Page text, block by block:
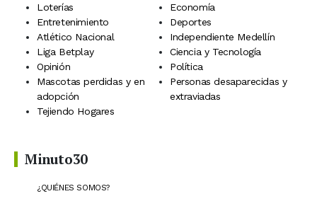
Loterías
Economía
Entretenimiento
Deportes
Atlético Nacional
Independiente Medellín
Liga Betplay
Ciencia y Tecnología
Opinión
Política
Mascotas perdidas y en
adopción
Personas desaparecidas y
extraviadas
Tejiendo Hogares
Minuto30
¿QUIÉNES SOMOS?